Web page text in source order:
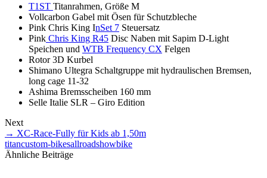
T1ST Titanrahmen, Größe M
Vollcarbon Gabel mit Ösen für Schutzbleche
Pink Chris King InSet 7 Steuersatz
Pink Chris King R45 Disc Naben mit Sapim D-Light
Speichen und WTB Frequency CX Felgen
Rotor 3D Kurbel
Shimano Ultegra Schaltgruppe mit hydraulischen Bremsen,
long cage 11-32
Ashima Bremsscheiben 160 mm
Selle Italie SLR – Giro Edition
Next
→ XC-Race-Fully für Kids ab 1,50m
titancustom-bikesallroadshowbike
Ähnliche Beiträge